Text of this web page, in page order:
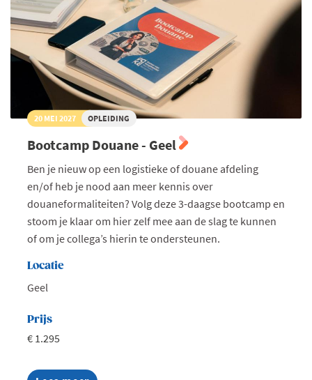
20 MEI 2027 OPLEIDING
Bootcamp Douane - Geel
Ben je nieuw op een logistieke of douane afdeling
en/of heb je nood aan meer kennis over
douaneformaliteiten? Volg deze 3-daagse bootcamp en
stoom je klaar om hier zelf mee aan de slag te kunnen
of om je collega’s hierin te ondersteunen.
Locatie
Geel
Prijs
€ 1.295